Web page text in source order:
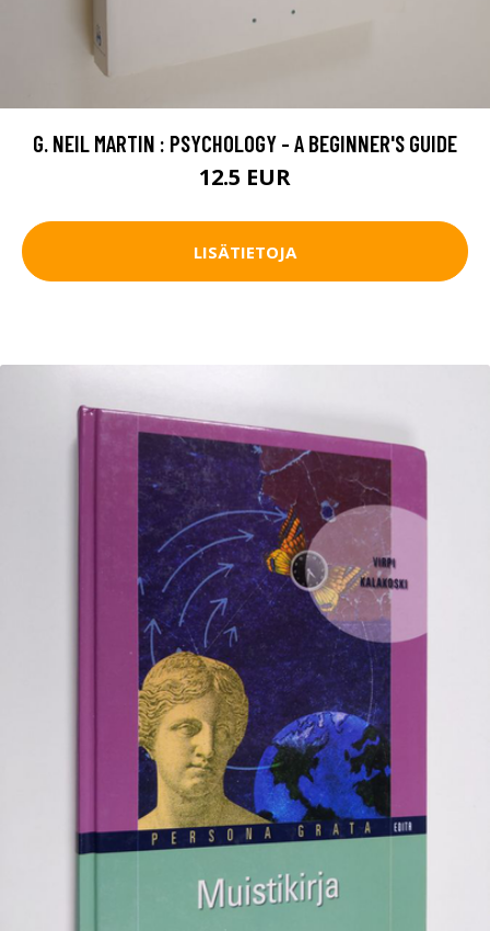
G. NEIL MARTIN : PSYCHOLOGY - A BEGINNER'S GUIDE
12.5 EUR
LISÄTIETOJA